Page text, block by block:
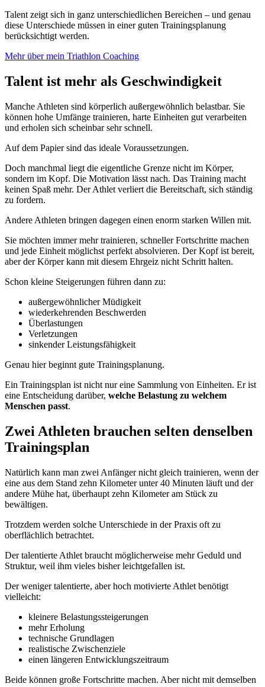
Talent zeigt sich in ganz unterschiedlichen Bereichen – und genau
diese Unterschiede müssen in einer guten Trainingsplanung
berücksichtigt werden.
Mehr über mein Triathlon Coaching
Talent ist mehr als Geschwindigkeit
Manche Athleten sind körperlich außergewöhnlich belastbar. Sie
können hohe Umfänge trainieren, harte Einheiten gut verarbeiten
und erholen sich scheinbar sehr schnell.
Auf dem Papier sind das ideale Voraussetzungen.
Doch manchmal liegt die eigentliche Grenze nicht im Körper,
sondern im Kopf. Die Motivation lässt nach. Das Training macht
keinen Spaß mehr. Der Athlet verliert die Bereitschaft, sich ständig
zu fordern.
Andere Athleten bringen dagegen einen enorm starken Willen mit.
Sie möchten immer mehr trainieren, schneller Fortschritte machen
und jede Einheit möglichst perfekt absolvieren. Der Kopf ist bereit,
aber der Körper kann mit diesem Ehrgeiz nicht Schritt halten.
Schon kleine Steigerungen führen dann zu:
außergewöhnlicher Müdigkeit
wiederkehrenden Beschwerden
Überlastungen
Verletzungen
sinkender Leistungsfähigkeit
Genau hier beginnt gute Trainingsplanung.
Ein Trainingsplan ist nicht nur eine Sammlung von Einheiten. Er ist
eine Entscheidung darüber, welche Belastung zu welchem
Menschen passt.
Zwei Athleten brauchen selten denselben
Trainingsplan
Natürlich kann man zwei Anfänger nicht gleich trainieren, wenn der
eine aus dem Stand zehn Kilometer unter 40 Minuten läuft und der
andere Mühe hat, überhaupt zehn Kilometer am Stück zu
bewältigen.
Trotzdem werden solche Unterschiede in der Praxis oft zu
oberflächlich betrachtet.
Der talentierte Athlet braucht möglicherweise mehr Geduld und
Struktur, weil ihm vieles bisher leichtgefallen ist.
Der weniger talentierte, aber hoch motivierte Athlet benötigt
vielleicht:
kleinere Belastungssteigerungen
mehr Erholung
technische Grundlagen
realistische Zwischenziele
einen längeren Entwicklungszeitraum
Beide können große Fortschritte machen. Aber nicht mit demselben